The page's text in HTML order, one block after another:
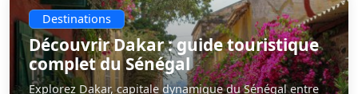
Destinations
Découvrir Dakar : guide touristique
complet du Sénégal
Explorez Dakar, capitale dynamique du Sénégal entre